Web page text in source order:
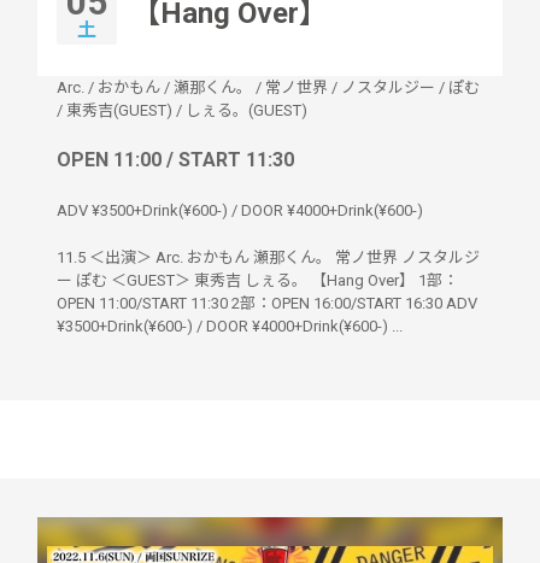
土 【Hang Over】
Arc. / おかもん / 瀬那くん。 / 常ノ世界 / ノスタルジー / ぽむ
/ 東秀吉(GUEST) / しぇる。(GUEST)
OPEN 11:00 / START 11:30
ADV ¥3500+Drink(¥600-) / DOOR ¥4000+Drink(¥600-)
11.5 ＜出演＞ Arc. おかもん 瀬那くん。 常ノ世界 ノスタルジ
ー ぽむ ＜GUEST＞ 東秀吉 しぇる。 【Hang Over】 1部：
OPEN 11:00/START 11:30 2部：OPEN 16:00/START 16:30 ADV
¥3500+Drink(¥600-) / DOOR ¥4000+Drink(¥600-) ...